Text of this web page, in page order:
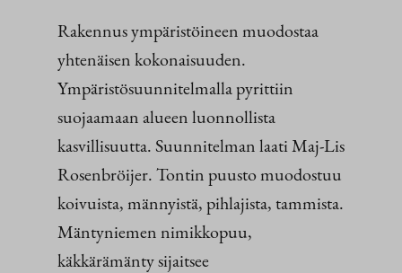
Rakennus ympäristöineen muodostaa
yhtenäisen kokonaisuuden.
Ympäristösuunnitelmalla pyrittiin
suojaamaan alueen luonnollista
kasvillisuutta. Suunnitelman laati Maj-Lis
Rosenbröijer. Tontin puusto muodostuu
koivuista, männyistä, pihlajista, tammista.
Mäntyniemen nimikkopuu,
käkkärämänty sijaitsee